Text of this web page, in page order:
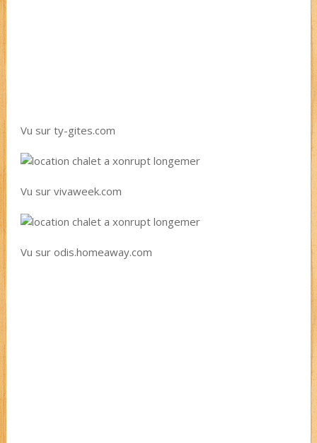
Vu sur ty-gites.com
Vu sur vivaweek.com
Vu sur odis.homeaway.com